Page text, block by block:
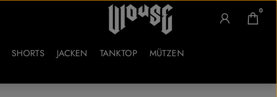
0
SHORTS JACKEN TANKTOP MÜTZEN